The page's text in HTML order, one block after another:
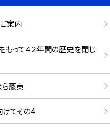
案内
って４２年間の歴史を閉じ
ら藤東
てその4